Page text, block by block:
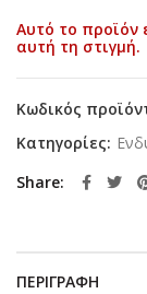
Αυτό το προϊόν
αυτή τη στιγμή.
Κωδικός
Κατηγορίες:
Share
ΠΕΡΙΓΡΑΦΉ